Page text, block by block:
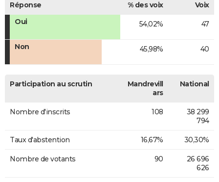
Réponse % des voix
Voix
Oui
54,02% 47
Non 45,98% 40
Participation au scrutin
Mandrevill
ars
National
Nombre d'inscrits 108
38 299
794
Taux d'abstention 16,67% 30,30%
Nombre de votants 90
26 696
626